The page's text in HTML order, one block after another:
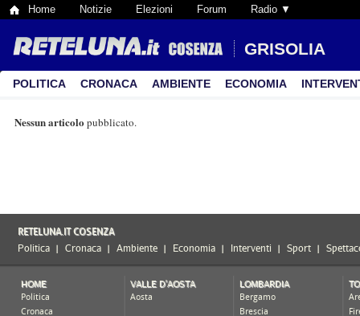
Home Notizie Elezioni Forum Radio ▼
GRISOLIA
POLITICA CRONACA AMBIENTE ECONOMIA
Nessun articolo pubblicato.